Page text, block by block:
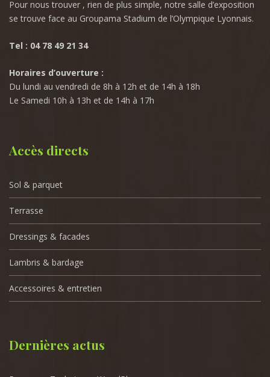
Pour nous trouver , rien de plus simple, notre salle d’exposition
se trouve face au Groupama Stadium de l’Olympique Lyonnais.
Tel : 04 78 49 21 34
Horaires d’ouverture :
Du lundi au vendredi de 8h à 12h et de 14h à 18h
Le Samedi 10h à 13h et de 14h à 17h
Accès directs
Sol & parquet
Terrasse
Dressings & facades
Lambris & bardage
Accessoires & entretien
Dernières actus